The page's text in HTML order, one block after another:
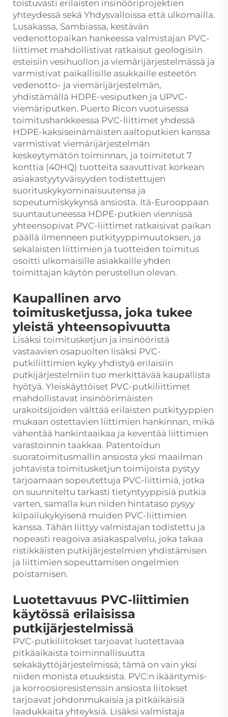
toistuvasti erilaisten insinööriprojektien
yhteydessä sekä Yhdysvalloissa että ulkomailla.
Lusakassa, Sambiassa, kestävän
vedenottopaikan hankeessa valmistajan PVC-
liittimet mahdollistivat ratkaisut geologisiin
esteisiin vesihuollon ja viemärijärjestelmässä ja
varmistivat paikallisille asukkaille esteetön
vedenotto- ja viemärijärjestelmän,
yhdistämällä HDPE-vesiputken ja UPVC-
viemäriputken. Puerto Ricon vuotuisessa
toimitushankkeessa PVC-liittimet yhdessä
HDPE-kaksiseinämäisten aaltoputkien kanssa
varmistivat viemärijärjestelmän
keskeytymätön toiminnan, ja toimitetut 7
konttia (40HQ) tuotteita saavuttivat korkean
asiakastyytyväisyyden todistettujen
suorituskykyominaisuutensa ja
sopeutumiskykynsä ansiosta. Itä-Eurooppaan
suuntautuneessa HDPE-putkien viennissä
yhteensopivat PVC-liittimet ratkaisivat paikan
päällä ilmenneen putkityyppimuutoksen, ja
sekalaisten liittimien ja tuotteiden toimitus
osoitti ulkomaisille asiakkaille yhden
toimittajan käytön perustellun olevan.
Kaupallinen arvo
toimitusketjussa, joka tukee
yleistä yhteensopivuutta
Lisäksi toimitusketjun ja insinööristä
vastaavien osapuolten lisäksi PVC-
putkiliittimien kyky yhdistyä erilaisiin
putkijärjestelmiin tuo merkittävää kaupallista
hyötyä. Yleiskäyttöiset PVC-putkiliittimet
mahdollistavat insinöörimäisten
urakoitsijoiden välttää erilaisten putkityyppien
mukaan ostettavien liittimien hankinnan, mikä
vähentää hankintaaikaa ja keventää liittimien
varastoinnin taakkaa. Patentoidun
suoratoimitusmallin ansiosta yksi maailman
johtavista toimitusketjun toimijoista pystyy
tarjoamaan sopeutettuja PVC-liittimiä, jotka
on suunniteltu tarkasti tietyntyyppisiä putkia
varten, samalla kun niiden hintataso pysyy
kilpailukykyisenä muiden PVC-liittimien
kanssa. Tähän liittyy valmistajan todistettu ja
nopeasti reagoiva asiakaspalvelu, joka takaa
ristikkäisten putkijärjestelmien yhdistämisen
ja liittimien sopeuttamisen ongelmien
poistamisen.
Luotettavuus PVC-liittimien
käytössä erilaisissa
putkijärjestelmissä
PVC-putkiliitokset tarjoavat luotettavaa
pitkäaikaista toiminnallisuutta
sekakäyttöjärjestelmissä; tämä on vain yksi
niiden monista etuuksista. PVC:n ikääntymis-
ja korroosioresistenssin ansiosta liitokset
tarjoavat johdonmukaisia ja pitkäikäisiä
laadukkaita yhteyksiä. Lisäksi valmistaja